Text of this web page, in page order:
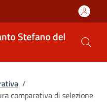
Stefano del
/
comparativa di selezione